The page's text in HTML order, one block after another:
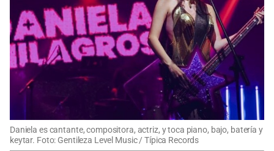
Daniela es cantante, compositora, actriz, y toca piano, bajo, batería y
keytar. Foto: Gentileza Level Music / Típica Records